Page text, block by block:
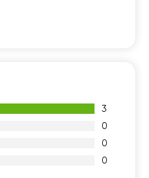
3
0
0
0